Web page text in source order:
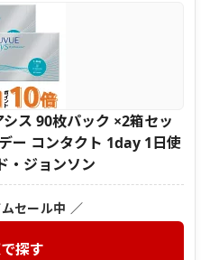
ス 90枚パック ×2箱セッ
ー コンタクト 1day 1日使
・ジョンソン
セール中 ／
探す